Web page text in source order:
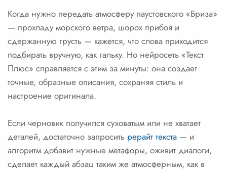
Когда нужно передать атмосферу паустовского «Бриза»
— прохладу морского ветра, шорох прибоя и
сдержанную грусть — кажется, что слова приходится
подбирать вручную, как гальку. Но нейросеть «Текст
Плюс» справляется с этим за минуты: она создает
точные, образные описания, сохраняя стиль и
настроение оригинала.
Если черновик получился суховатым или не хватает
деталей, достаточно запросить рерайт текста — и
алгоритм добавит нужные метафоры, оживит диалоги,
сделает каждый абзац таким же атмосферным, как в